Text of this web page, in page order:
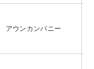
アウンカンパニー